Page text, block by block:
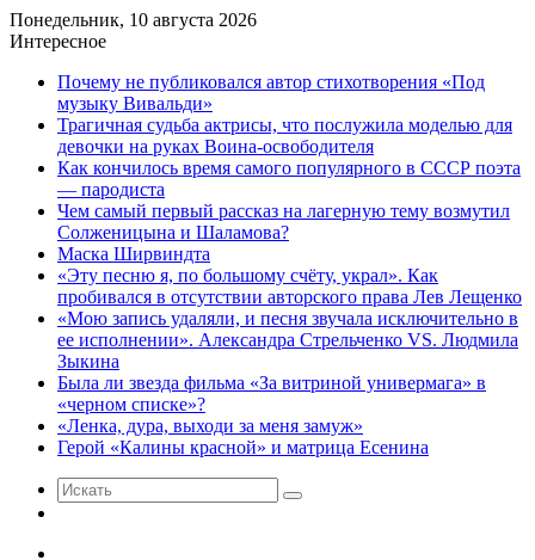
Понедельник, 10 августа 2026
Интересное
Почему не публиковался автор стихотворения «Под
музыку Вивальди»
Трагичная судьба актрисы, что послужила моделью для
девочки на руках Воина-освободителя
Как кончилось время самого популярного в СССР поэта
— пародиста
Чем самый первый рассказ на лагерную тему возмутил
Солженицына и Шаламова?
Маска Ширвиндта
«Эту песню я, по большому счёту, украл». Как
пробивался в отсутствии авторского права Лев Лещенко
«Мою запись удаляли, и песня звучала исключительно в
ее исполнении». Александра Стрельченко VS. Людмила
Зыкина
Была ли звезда фильма «За витриной универмага» в
«черном списке»?
«Ленка, дура, выходи за меня замуж»
Герой «Калины красной» и матрица Есенина
Искать